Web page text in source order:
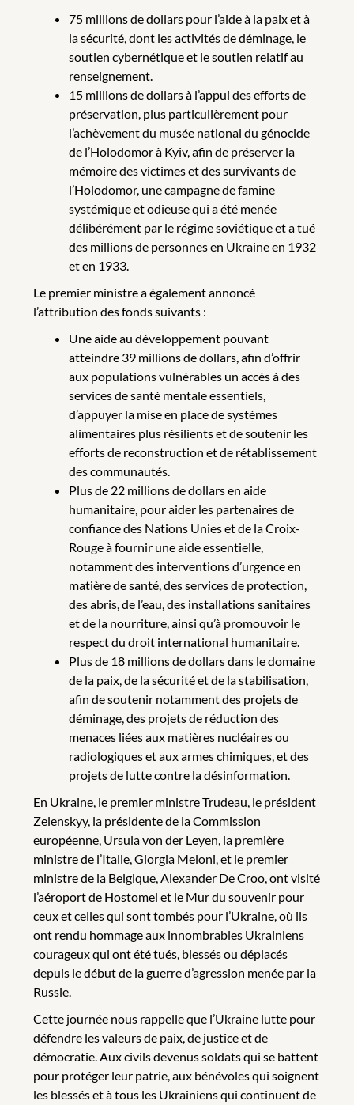
75 millions de dollars pour l’aide à la paix et à
la sécurité, dont les activités de déminage, le
soutien cybernétique et le soutien relatif au
renseignement.
15 millions de dollars à l’appui des efforts de
préservation, plus particulièrement pour
l’achèvement du musée national du génocide
de l’Holodomor à Kyiv, afin de préserver la
mémoire des victimes et des survivants de
l’Holodomor, une campagne de famine
systémique et odieuse qui a été menée
délibérément par le régime soviétique et a tué
des millions de personnes en Ukraine en 1932
et en 1933.
Le premier ministre a également annoncé
l’attribution des fonds suivants :
Une aide au développement pouvant
atteindre 39 millions de dollars, afin d’offrir
aux populations vulnérables un accès à des
services de santé mentale essentiels,
d’appuyer la mise en place de systèmes
alimentaires plus résilients et de soutenir les
efforts de reconstruction et de rétablissement
des communautés.
Plus de 22 millions de dollars en aide
humanitaire, pour aider les partenaires de
confiance des Nations Unies et de la Croix-
Rouge à fournir une aide essentielle,
notamment des interventions d’urgence en
matière de santé, des services de protection,
des abris, de l’eau, des installations sanitaires
et de la nourriture, ainsi qu’à promouvoir le
respect du droit international humanitaire.
Plus de 18 millions de dollars dans le domaine
de la paix, de la sécurité et de la stabilisation,
afin de soutenir notamment des projets de
déminage, des projets de réduction des
menaces liées aux matières nucléaires ou
radiologiques et aux armes chimiques, et des
projets de lutte contre la désinformation.
En Ukraine, le premier ministre Trudeau, le président
Zelenskyy, la présidente de la Commission
européenne, Ursula von der Leyen, la première
ministre de l’Italie, Giorgia Meloni, et le premier
ministre de la Belgique, Alexander De Croo, ont visité
l’aéroport de Hostomel et le Mur du souvenir pour
ceux et celles qui sont tombés pour l’Ukraine, où ils
ont rendu hommage aux innombrables Ukrainiens
courageux qui ont été tués, blessés ou déplacés
depuis le début de la guerre d’agression menée par la
Russie.
Cette journée nous rappelle que l’Ukraine lutte pour
défendre les valeurs de paix, de justice et de
démocratie. Aux civils devenus soldats qui se battent
pour protéger leur patrie, aux bénévoles qui soignent
les blessés et à tous les Ukrainiens qui continuent de